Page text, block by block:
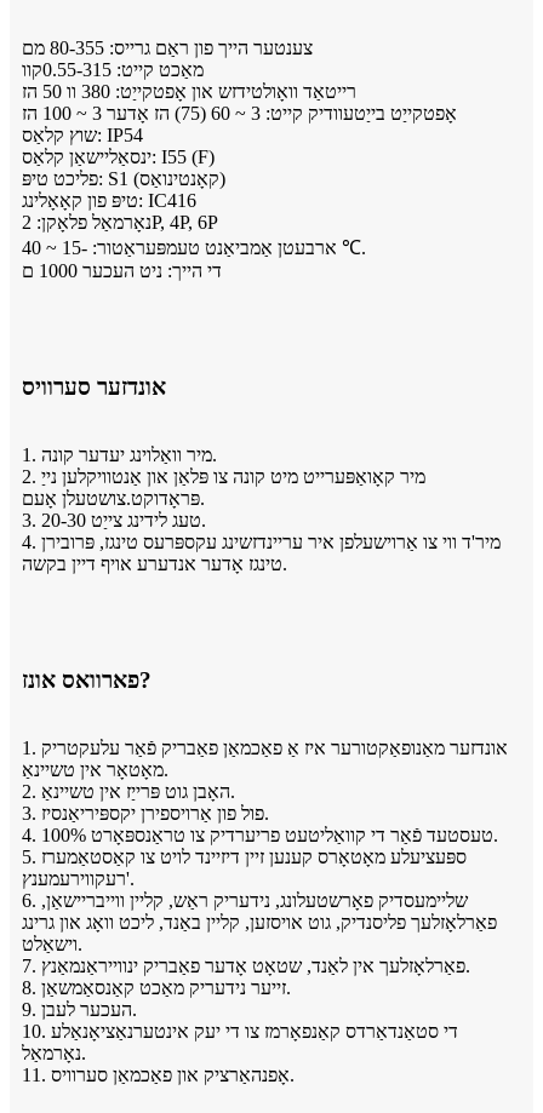
צענטער הייך פון ראַם גרייס: 80-355 מם
מאַכט קייט: 0.55-315קוו
רייטאַד וואָולטידזש און אָפטקייַט: 380 וו 50 הז
אָפטקייַט בייַטעוודיק קייט: 3 ~ 60 (75) הז אָדער 3 ~ 100 הז
שוץ קלאַס: IP54
ינסאַליישאַן קלאַס: I55 (F)
פליכט טיפּ: S1 (קאָנטינואַס)
טיפּ פון קאָאָלינג: IC416
נאָרמאַל פלאָקן: 2P, 4P, 6P
ארבעטן אַמביאַנט טעמפּעראַטור: -15 ~ 40 ℃.
די הייך: ניט העכער 1000 ם
אונדזער סערוויס
1. מיר וואַלוינג יעדער קונה.
2. מיר קאָואַפּערייט מיט קונה צו פּלאַן און אַנטוויקלען נייַ
פּראָדוקט.צושטעלן אָעם.
3. 20-30 טעג לידינג צייַט.
4. מיר'ד ווי צו אַרוישעלפן איר עריינדזשינג עקספּרעס טינגז, פּרובירן
טינגז אָדער אנדערע אויף דיין בקשה.
פארוואס אונז?
1. אונדזער מאַנופאַקטורער איז אַ פאַכמאַן פאַבריק פֿאַר עלעקטריק
מאָטאָר אין טשיינאַ.
2. האָבן גוט פּרייַז אין טשיינאַ.
3. פול פון אַרויספירן יקספּיריאַנסיז.
4. 100% טעסטעד פֿאַר די קוואַליטעט פריערדיק צו טראַנספּאָרט.
5. ספּעציעלע מאָטאָרס קענען זיין דיזיינד לויט צו קאַסטאַמערז
'רעקווירעמענץ.
6. שליימעסדיק פאָרשטעלונג, נידעריק ראַש, קליין ווייבריישאַן,
פאַרלאָזלעך פליסנדיק, גוט אויסזען, קליין באַנד, ליכט וואָג און גרינג
וישאַלט.
7. פאַרלאָזלעך אין לאַנד, שטאָט אָדער פאַבריק ינווייראַנמאַנץ.
8. זייער נידעריק מאַכט קאַנסאַמשאַן.
9. העכער לעבן.
10. די סטאַנדאַרדס קאַנפאָרמז צו די יעק אינטערנאַציאָנאַלע
נאָרמאַל.
11. אָפנהאַרציק און פאַכמאַן סערוויס.